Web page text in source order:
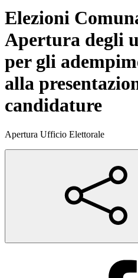
Elezioni
Apertura degli
per gli
alla
candidature
Apertura Ufficio Elettorale